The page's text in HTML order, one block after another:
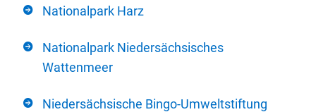
Nationalpark Harz
Nationalpark Niedersächsisches
Wattenmeer
Niedersächsische Bingo-Umweltstiftung